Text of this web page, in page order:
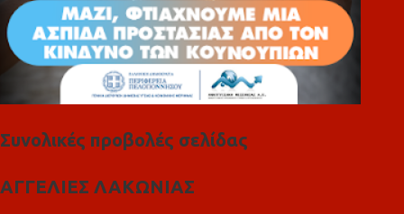
Συνολικές προβολές σελίδας
ΑΓΓΕΛΙΕΣ ΛΑΚΩΝΙΑΣ